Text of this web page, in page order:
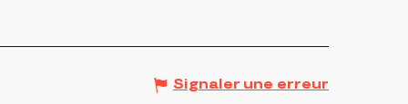
Signaler une erreur